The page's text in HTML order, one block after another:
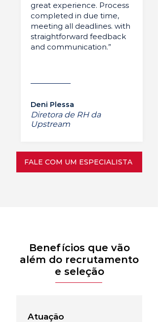
great experience. Process
completed in due time,
meeting all deadlines. with
straightforward feedback
and communication.”
Deni Plessa
Diretora de RH da
Upstream
FALE COM UM ESPECIALISTA
Benefícios que vão
além do recrutamento
e seleção
Atuação